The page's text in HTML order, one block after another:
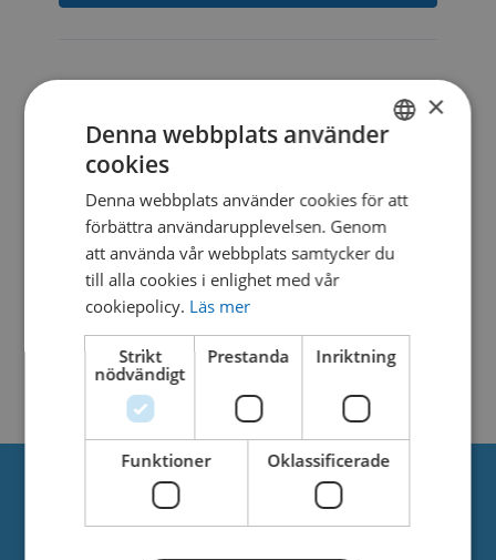
DESCRIPTION
SIMILAR DOWNLOADS
No related download found!
Kjell Parmborn
DANISH
×
Denna webbplats använder
cookies
Denna webbplats använder cookies för att
förbättra användarupplevelsen. Genom
att använda vår webbplats samtycker du
till alla cookies i enlighet med vår
cookiepolicy. Läs mer
Strikt
nödvändigt
Prestanda Inriktning
Funktioner Oklassificerade